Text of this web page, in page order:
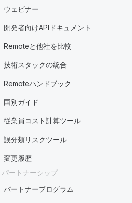
ウェビナー
開発者向けAPIドキュメント
Remoteと他社を比較
技術スタックの統合
Remoteハンドブック
国別ガイド
従業員コスト計算ツール
誤分類リスクツール
変更履歴
パートナーシップ
パートナープログラム